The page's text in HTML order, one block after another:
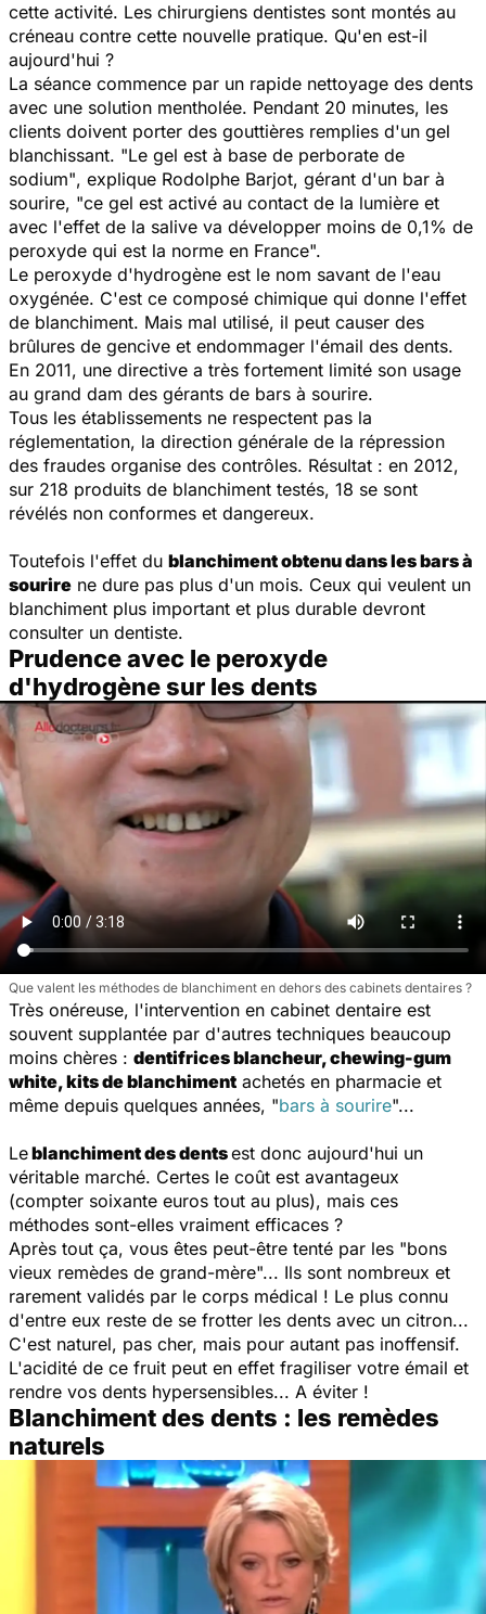
cette activité. Les chirurgiens dentistes sont montés au
créneau contre cette nouvelle pratique. Qu'en est-il
aujourd'hui ?
La séance commence par un rapide nettoyage des dents
avec une solution mentholée. Pendant 20 minutes, les
clients doivent porter des gouttières remplies d'un gel
blanchissant. "Le gel est à base de perborate de
sodium", explique Rodolphe Barjot, gérant d'un bar à
sourire, "ce gel est activé au contact de la lumière et
avec l'effet de la salive va développer moins de 0,1% de
peroxyde qui est la norme en France".
Le peroxyde d'hydrogène est le nom savant de l'eau
oxygénée. C'est ce composé chimique qui donne l'effet
de blanchiment. Mais mal utilisé, il peut causer des
brûlures de gencive et endommager l'émail des dents.
En 2011, une directive a très fortement limité son usage
au grand dam des gérants de bars à sourire.
Tous les établissements ne respectent pas la
réglementation, la direction générale de la répression
des fraudes organise des contrôles. Résultat : en 2012,
sur 218 produits de blanchiment testés, 18 se sont
révélés non conformes et dangereux.
Toutefois l'effet du blanchiment obtenu dans les bars à
sourire ne dure pas plus d'un mois. Ceux qui veulent un
blanchiment plus important et plus durable devront
consulter un dentiste.
Prudence avec le peroxyde
d'hydrogène sur les dents
Que valent les méthodes de blanchiment en dehors des cabinets dentaires ?
Très onéreuse, l'intervention en cabinet dentaire est
souvent supplantée par d'autres techniques beaucoup
moins chères : dentifrices blancheur, chewing-gum
white, kits de blanchiment achetés en pharmacie et
même depuis quelques années, "bars à sourire"...
Leblanchiment des dentsest donc aujourd'hui un
véritable marché. Certes le coût est avantageux
(compter soixante euros tout au plus), mais ces
méthodes sont-elles vraiment efficaces ?
Après tout ça, vous êtes peut-être tenté par les "bons
vieux remèdes de grand-mère"... Ils sont nombreux et
rarement validés par le corps médical ! Le plus connu
d'entre eux reste de se frotter les dents avec un citron...
C'est naturel, pas cher, mais pour autant pas inoffensif.
L'acidité de ce fruit peut en effet fragiliser votre émail et
rendre vos dents hypersensibles... A éviter !
Blanchiment des dents : les remèdes
naturels